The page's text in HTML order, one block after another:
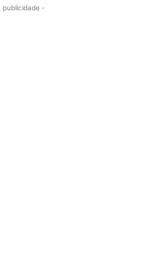
publicidade -